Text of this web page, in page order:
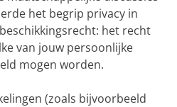
het begrip privacy in
het recht
van jouw persoonlijke
mogen worden.
(zoals bijvoorbeeld